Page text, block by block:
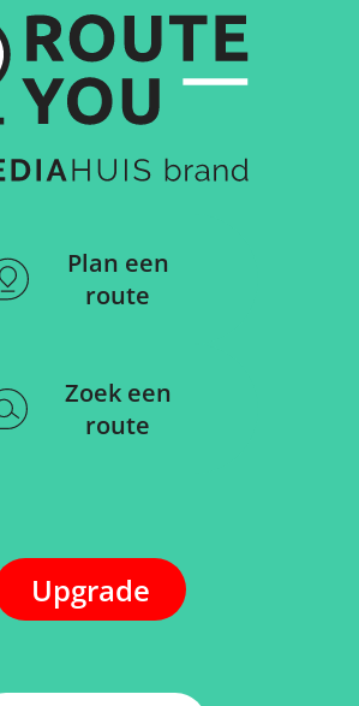
Plan een
route
Zoek een
route
Upgrade